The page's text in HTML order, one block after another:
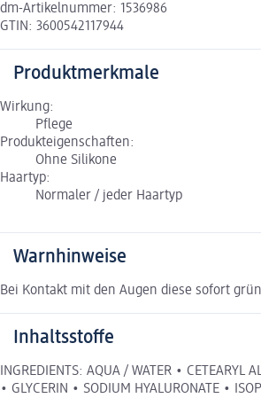
dm-Artikelnummer: 1536986
GTIN: 3600542117944
Produktmerkmale
Wirkung:
Pflege
Produkteigenschaften:
Ohne Silikone
Haartyp:
Normaler / jeder Haartyp
Warnhinweise
Bei Kontakt mit den Augen diese sofort
Inhaltsstoffe
INGREDIENTS: AQUA / WATER • CETEARYL
• GLYCERIN • SODIUM HYALURONATE •